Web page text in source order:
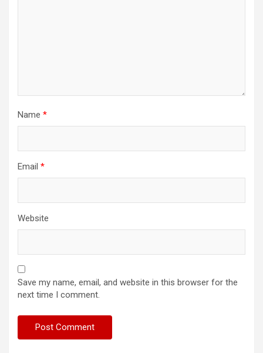
Name *
Email *
Website
Save my name, email, and website in this browser for the
next time I comment.